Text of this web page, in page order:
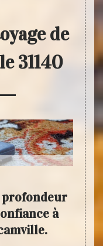
de
31140
profondeur
à
à